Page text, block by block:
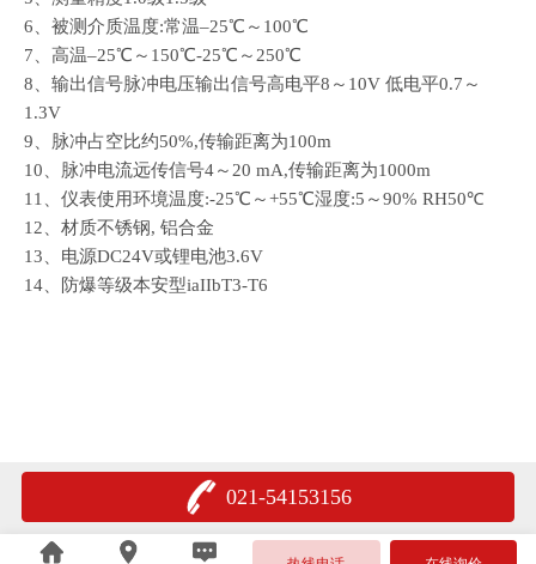
6、被测介质温度:常温–25℃～100℃
7、高温–25℃～150℃-25℃～250℃
8、输出信号脉冲电压输出信号高电平8～10V 低电平0.7～
1.3V
9、脉冲占空比约50%,传输距离为100m
10、脉冲电流远传信号4～20 mA,传输距离为1000m
11、仪表使用环境温度:-25℃～+55℃湿度:5～90% RH50℃
12、材质不锈钢, 铝合金
13、电源DC24V或锂电池3.6V
14、防爆等级本安型iaIIbT3-T6
021-54153156